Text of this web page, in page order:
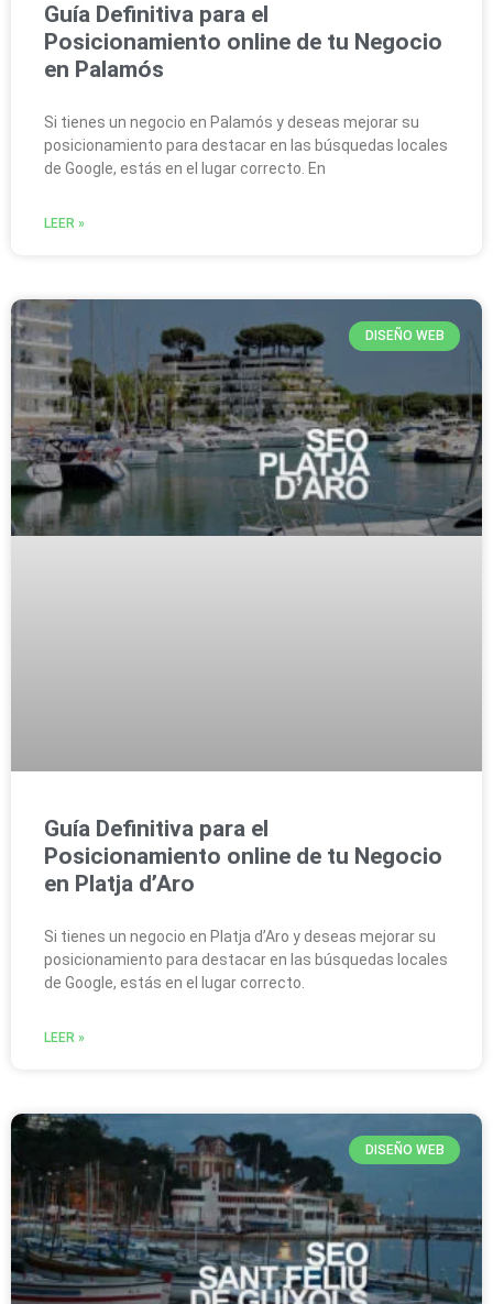
Guía Definitiva para el
Posicionamiento online de tu Negocio
en Palamós
Si tienes un negocio en Palamós y deseas mejorar su
posicionamiento para destacar en las búsquedas locales
de Google, estás en el lugar correcto. En
LEER »
DISEÑO WEB
Guía Definitiva para el
Posicionamiento online de tu Negocio
en Platja d’Aro
Si tienes un negocio en Platja d’Aro y deseas mejorar su
posicionamiento para destacar en las búsquedas locales
de Google, estás en el lugar correcto.
LEER »
DISEÑO WEB